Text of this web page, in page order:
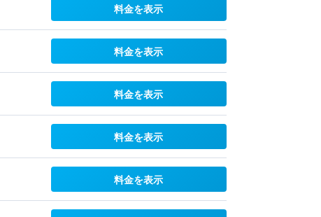
料金を表示
料金を表示
料金を表示
料金を表示
料金を表示